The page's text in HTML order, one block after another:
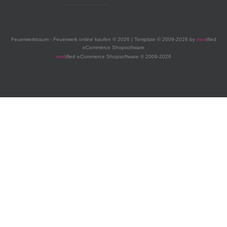
Feuerwerktraum - Feuerwerk online kaufen © 2026 | Template © 2009-2026 by modified
eCommerce Shopsoftware
modified eCommerce Shopsoftware © 2009-2026